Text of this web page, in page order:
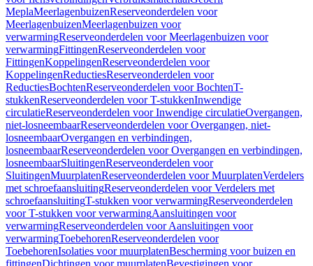
MeplaMeerlagenbuizenReserveonderdelen voor
MeerlagenbuizenMeerlagenbuizen voor
verwarmingReserveonderdelen voor Meerlagenbuizen voor
verwarmingFittingenReserveonderdelen voor
FittingenKoppelingenReserveonderdelen voor
KoppelingenReductiesReserveonderdelen voor
ReductiesBochtenReserveonderdelen voor BochtenT-
stukkenReserveonderdelen voor T-stukkenInwendige
circulatieReserveonderdelen voor Inwendige circulatieOvergangen,
niet-losneembaarReserveonderdelen voor Overgangen, niet-
losneembaarOvergangen en verbindingen,
losneembaarReserveonderdelen voor Overgangen en verbindingen,
losneembaarSluitingenReserveonderdelen voor
SluitingenMuurplatenReserveonderdelen voor MuurplatenVerdelers
met schroefaansluitingReserveonderdelen voor Verdelers met
schroefaansluitingT-stukken voor verwarmingReserveonderdelen
voor T-stukken voor verwarmingAansluitingen voor
verwarmingReserveonderdelen voor Aansluitingen voor
verwarmingToebehorenReserveonderdelen voor
ToebehorenIsolaties voor muurplatenBescherming voor buizen en
fittingenDichtingen voor muurplatenBevestigingen voor